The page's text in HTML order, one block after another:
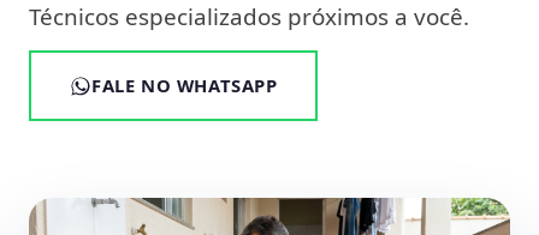
Técnicos especializados próximos a você.
FALE NO WHATSAPP